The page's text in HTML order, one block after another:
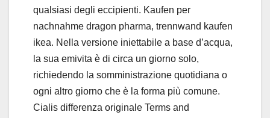
qualsiasi degli eccipienti. Kaufen per
nachnahme dragon pharma, trennwand kaufen
ikea. Nella versione iniettabile a base d’acqua,
la sua emivita è di circa un giorno solo,
richiedendo la somministrazione quotidiana o
ogni altro giorno che è la forma più comune.
Cialis differenza originale Terms and